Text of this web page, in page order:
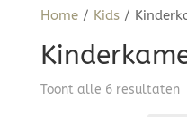
Home/ Kids/
Toont alle 6 resultaten